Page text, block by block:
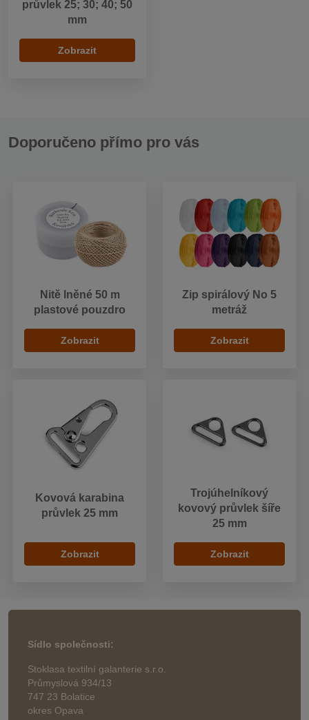
průvlek 25; 30; 40; 50
mm
Zobrazit
Doporučeno přímo pro vás
Nitě lněné 50 m
plastové pouzdro
Zobrazit
Zip spirálový No 5
metráž
Zobrazit
Kovová karabina
průvlek 25 mm
Zobrazit
Trojúhelníkový
kovový průvlek šíře
25 mm
Zobrazit
Sídlo společnosti:
Stoklasa textilní galanterie s.r.o.
Průmyslová 934/13
747 23 Bolatice
okres Opava